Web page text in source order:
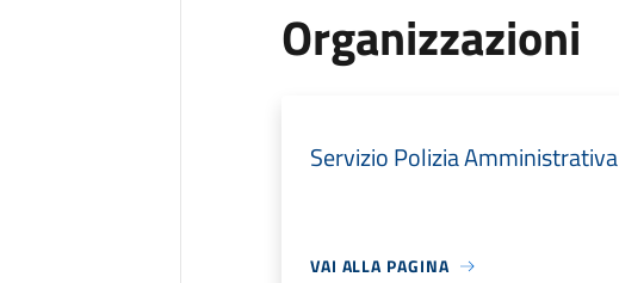
Organizzazioni
Servizio Polizia Amministrativa
VAI ALLA PAGINA